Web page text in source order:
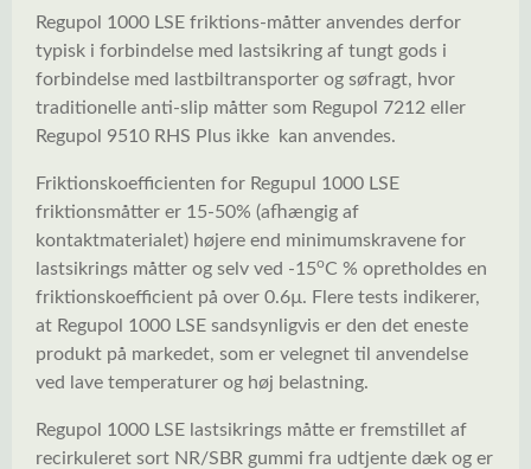
Regupol 1000 LSE friktions-måtter anvendes derfor
typisk i forbindelse med lastsikring af tungt gods i
forbindelse med lastbiltransporter og søfragt, hvor
traditionelle anti-slip måtter som Regupol 7212 eller
Regupol 9510 RHS Plus ikke kan anvendes.
Friktionskoefficienten for Regupul 1000 LSE
friktionsmåtter er 15-50% (afhængig af
kontaktmaterialet) højere end minimumskravene for
lastsikrings måtter og selv ved -15oC % opretholdes en
friktionskoefficient på over 0.6µ. Flere tests indikerer,
at Regupol 1000 LSE sandsynligvis er den det eneste
produkt på markedet, som er velegnet til anvendelse
ved lave temperaturer og høj belastning.
Regupol 1000 LSE lastsikrings måtte er fremstillet af
recirkuleret sort NR/SBR gummi fra udtjente dæk og er